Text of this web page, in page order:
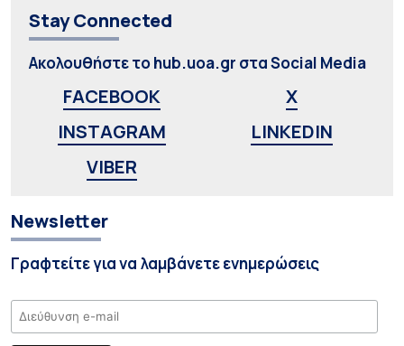
Stay Connected
Ακολουθήστε το hub.uoa.gr στα Social Media
FACEBOOK
X
INSTAGRAM
LINKEDIN
VIBER
Newsletter
Γραφτείτε για να λαμβάνετε ενημερώσεις